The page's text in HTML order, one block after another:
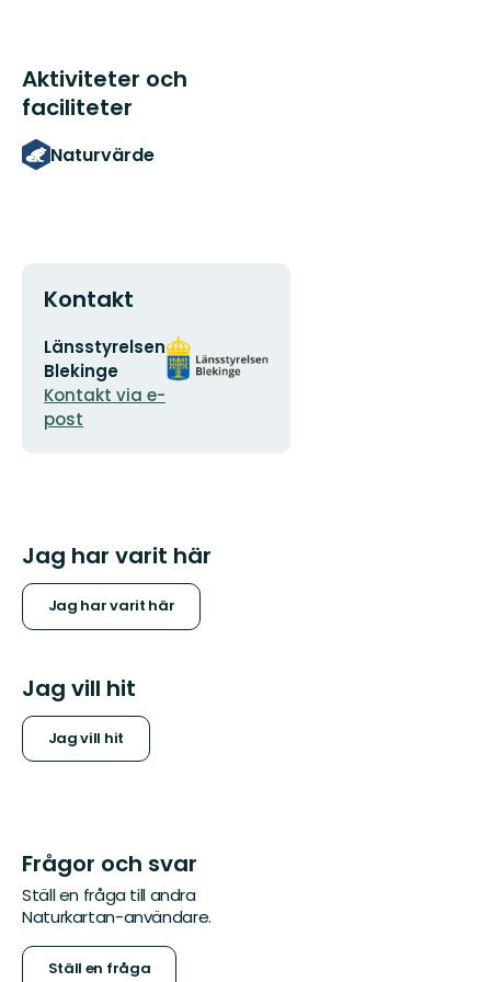
Aktiviteter och
faciliteter
Naturvärde
Kontakt
E-
postadress
Länsstyrelsen
Blekinge
Kontakt via e-
post
Organisationens
logotyp
Jag har varit här
Jag har varit här
Jag vill hit
Jag vill hit
Frågor och svar
Ställ en fråga till andra
Naturkartan-användare.
Ställ en fråga